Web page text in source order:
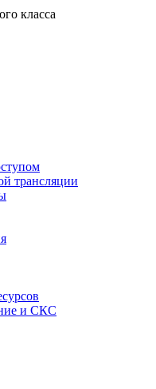
класса
трансляции
и СКС